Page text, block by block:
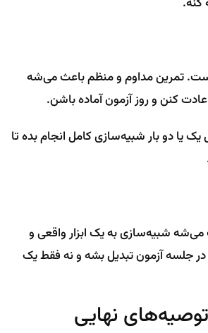
تمرین مداوم و منظم باعث می‌شه
کنن و روز آزمون آماده باشن.
یا دو بار شبیه‌سازی کامل انجام بده تا
شبیه‌سازی به یک ابزار واقعی و
در جلسه آزمون تبدیل بشه و نه فقط یک
نهایی